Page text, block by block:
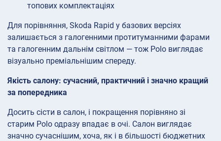
топових комплектаціях
Для порівняння, Skoda Rapid у базових версіях
залишається з галогенними протитуманними фарами
та галогенним дальнім світлом — тож Polo виглядає
візуально преміальнішим спереду.
Якість салону: сучасний, практичний і значно кращий
за попередника
Досить сісти в салон, і покращення порівняно зі
старим Polo одразу впадає в очі. Салон виглядає
значно сучаснішим, хоча, як і в більшості бюджетних